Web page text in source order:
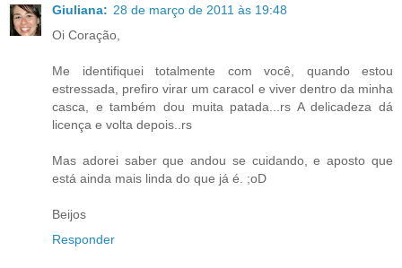
Giuliana: 28 de março de 2011 às 19:48
Oi Coração,
Me identifiquei totalmente com você, quando estou
estressada, prefiro virar um caracol e viver dentro da minha
casca, e também dou muita patada...rs A delicadeza dá
licença e volta depois..rs
Mas adorei saber que andou se cuidando, e aposto que
está ainda mais linda do que já é. ;oD
Beijos
Responder